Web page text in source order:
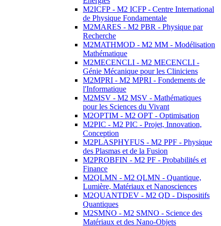
M2ICFP - M2 ICFP - Centre International
de Physique Fondamentale
M2MARES - M2 PBR - Physique par
Recherche
M2MATHMOD - M2 MM - Modélisation
Mathématique
M2MECENCLI - M2 MECENCLI -
Génie Mécanique pour les Cliniciens
M2MPRI - M2 MPRI - Fondements de
l'Informatique
M2MSV - M2 MSV - Mathématiques
pour les Sciences du Vivant
M2OPTIM - M2 OPT - Optimisation
M2PIC - M2 PIC - Projet, Innovation,
Conception
M2PLASPHYFUS - M2 PPF - Physique
des Plasmas et de la Fusion
M2PROBFIN - M2 PF - Probabilités et
Finance
M2QLMN - M2 QLMN - Quantique,
Lumière, Matériaux et Nanosciences
M2QUANTDEV - M2 QD - Dispositifs
Quantiques
M2SMNO - M2 SMNO - Science des
Matériaux et des Nano-Objets